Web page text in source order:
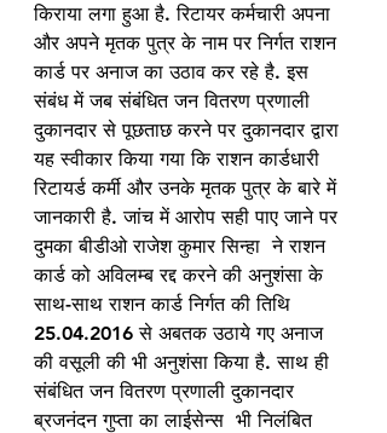
किराया लगा हुआ है. रिटायर कर्मचारी अपना
और अपने मृतक पुत्र के नाम पर निर्गत राशन
कार्ड पर अनाज का उठाव कर रहे है. इस
संबंध में जब संबंधित जन वितरण प्रणाली
दुकानदार से पूछताछ करने पर दुकानदार द्वारा
यह स्वीकार किया गया कि राशन कार्डधारी
रिटायर्ड कर्मी और उनके मृतक पुत्र के बारे में
जानकारी है. जांच में आरोप सही पाए जाने पर
दुमका बीडीओ राजेश कुमार सिन्हा  ने राशन
कार्ड को अविलम्ब रद्द करने की अनुशंसा के
साथ-साथ राशन कार्ड निर्गत की तिथि
25.04.2016 से अबतक उठाये गए अनाज
की वसूली की भी अनुशंसा किया है. साथ ही
संबंधित जन वितरण प्रणाली दुकानदार
ब्रजनंदन गुप्ता का लाईसेन्स  भी निलंबित